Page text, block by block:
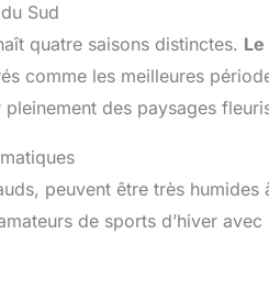
Sud
quatre saisons distinctes.
comme les meilleures
des paysages
peuvent être très
de sports d’hiver